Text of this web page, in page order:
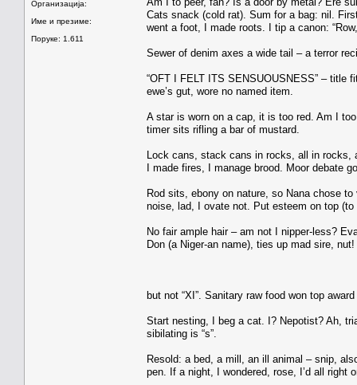
Организација:
Име и презиме:
Поруке: 1.611
Cats snack (cold rat). Sum for a bag: nil.
went a foot, I made roots. I tip a canon:
Sewer of denim axes a wide tail – a terror
“OFT I FELT ITS SENSUOUSNESS” – title
ewe’s gut, wore no named item.
A star is worn on a cap, it is too red. Am I
timer sits rifling a bar of mustard.
Lock cans, stack cans in rocks, all in rocks,
I made fires, I manage brood. Moor debate
Rod sits, ebony on nature, so Nana chose
noise, lad, I ovate not. Put esteem on top (to
No fair ample hair – am not I nipper-less?
Don (a Niger-an name), ties up mad sire,
but not “XI”. Sanitary raw food won top
Start nesting, I beg a cat. I? Nepotist? Ah,
sibilating is “s”.
Resold: a bed, a mill, an ill animal – snip,
pen. If a night, I wondered, rose, I’d all right